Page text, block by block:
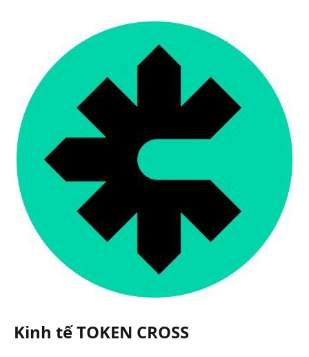
Kinh tế TOKEN CROSS